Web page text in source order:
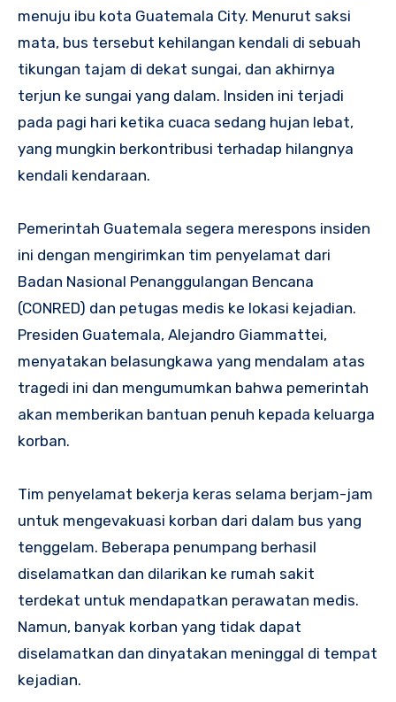
menuju ibu kota Guatemala City. Menurut saksi
mata, bus tersebut kehilangan kendali di sebuah
tikungan tajam di dekat sungai, dan akhirnya
terjun ke sungai yang dalam. Insiden ini terjadi
pada pagi hari ketika cuaca sedang hujan lebat,
yang mungkin berkontribusi terhadap hilangnya
kendali kendaraan.
Pemerintah Guatemala segera merespons insiden
ini dengan mengirimkan tim penyelamat dari
Badan Nasional Penanggulangan Bencana
(CONRED) dan petugas medis ke lokasi kejadian.
Presiden Guatemala, Alejandro Giammattei,
menyatakan belasungkawa yang mendalam atas
tragedi ini dan mengumumkan bahwa pemerintah
akan memberikan bantuan penuh kepada keluarga
korban.
Tim penyelamat bekerja keras selama berjam-jam
untuk mengevakuasi korban dari dalam bus yang
tenggelam. Beberapa penumpang berhasil
diselamatkan dan dilarikan ke rumah sakit
terdekat untuk mendapatkan perawatan medis.
Namun, banyak korban yang tidak dapat
diselamatkan dan dinyatakan meninggal di tempat
kejadian.